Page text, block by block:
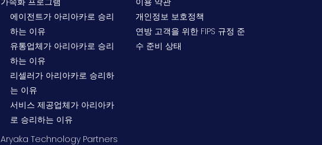
에이전트가 아리아카로 승리
하는 이유
유통업체가 아리아카로 승리
하는 이유
리셀러가 아리아카로 승리하
는 이유
서비스 제공업체가 아리아카
로 승리하는 이유
Aryaka Technology Partners
개인정보 보호정책
연방 고객을 위한 FIPS 규정 준
수 준비 상태